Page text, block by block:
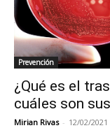
Prevención
¿Qué es el
cuáles son
Mirian Rivas - 12/02/2021